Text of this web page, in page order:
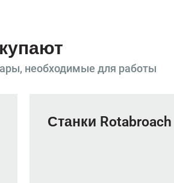
необходимые для работы
Станки Rotabroach